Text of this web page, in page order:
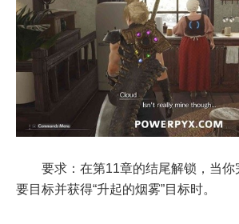
要求：在第11章的结尾解锁，当你
要目标并获得“升起的烟雾”目标时。